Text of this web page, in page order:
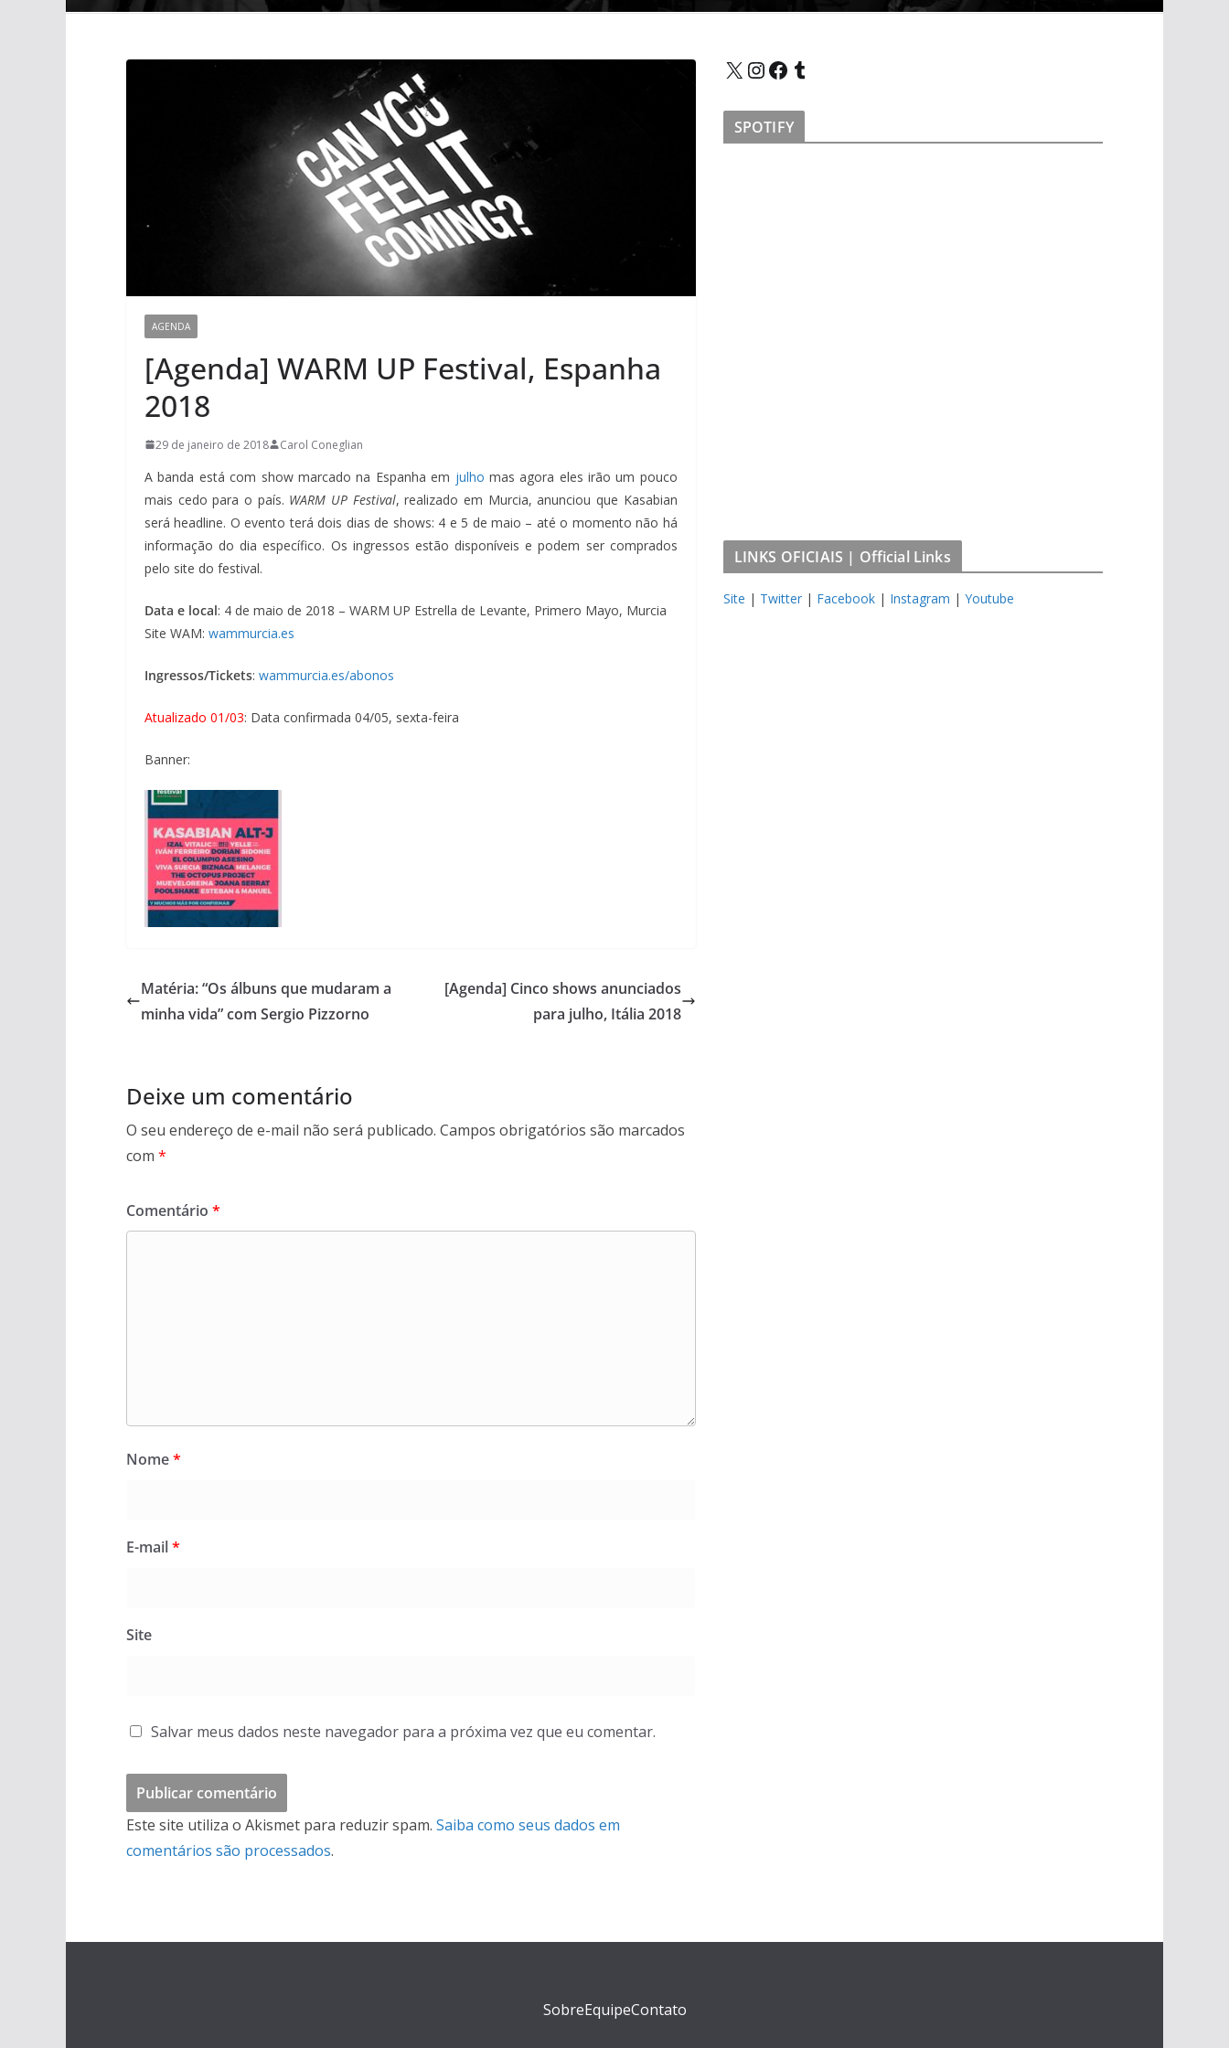
AGENDA
[Agenda] WARM UP Festival, Espanha
2018
29 de janeiro de 2018 Carol Coneglian
A banda está com show marcado na Espanha em julho mas agora eles irão um pouco
mais cedo para o país. WARM UP Festival, realizado em Murcia, anunciou que Kasabian
será headline. O evento terá dois dias de shows: 4 e 5 de maio – até o momento não há
informação do dia específico. Os ingressos estão disponíveis e podem ser comprados
pelo site do festival.
Data e local: 4 de maio de 2018 – WARM UP Estrella de Levante, Primero Mayo, Murcia
Site WAM: wammurcia.es
Ingressos/Tickets: wammurcia.es/abonos
Atualizado 01/03: Data confirmada 04/05, sexta-feira
Banner:
Matéria: “Os álbuns que mudaram a
minha vida” com Sergio Pizzorno
[Agenda] Cinco shows anunciados
para julho, Itália 2018
Deixe um comentário
O seu endereço de e-mail não será publicado. Campos obrigatórios são marcados
com *
Comentário *
Nome*
E-mail*
Site
Salvar meus dados neste navegador para a próxima vez que eu comentar.
Este site utiliza o Akismet para reduzir spam. Saiba como seus dados em
comentários são processados.
X InstagramFacebook Tumblr
SPOTIFY
LINKS OFICIAIS | Official Links
Site | Twitter| Facebook| Instagram | Youtube
SobreEquipeContato